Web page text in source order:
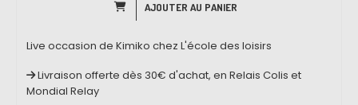
AJOUTER AU PANIER
Live occasion de Kimiko chez L'école des loisirs
Livraison offerte dès 30€ d'achat, en Relais Colis et
Mondial Relay